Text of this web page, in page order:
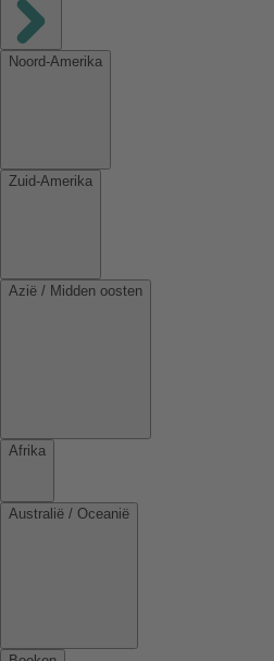
Noord-Amerika
Zuid-Amerika
Azië / Midden oosten
Afrika
Australië / Oceanië